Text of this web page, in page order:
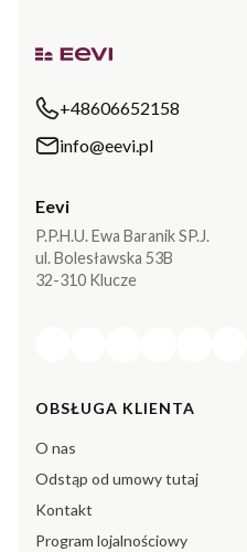
+48606652158
info@eevi.pl
Eevi
P.P.H.U. Ewa Baranik SP.J.
ul. Bolesławska 53B
32-310 Klucze
Linki w stopce
OBSŁUGA KLIENTA
O nas
Odstąp od umowy tutaj
Kontakt
Program lojalnościowy